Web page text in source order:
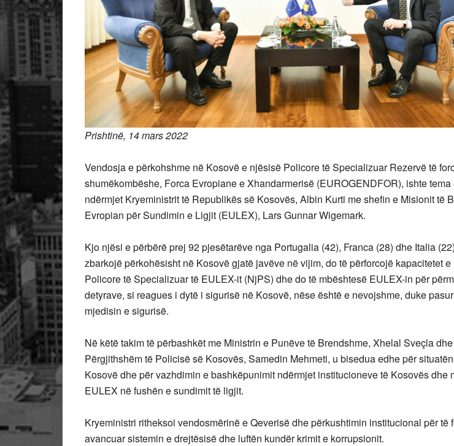
Prishtinë, 14 mars 2022
Vendosja e përkohshme në Kosovë e njësisë Policore të Specializuar Rezervë të
shumëkombëshe, Forca Evropiane e Xhandarmerisë (EUROGENDFOR), ishte tema
ndërmjet Kryeministrit të Republikës së Kosovës, Albin Kurti me shefin e Misionit të
Evropian për Sundimin e Ligjit (EULEX), Lars Gunnar Wigemark.
Kjo njësi e përbërë prej 92 pjesëtarëve nga Portugalia (42), Franca (28) dhe Italia
zbarkojë përkohësisht në Kosovë gjatë javëve në vijim, do të përforcojë kapacitetet
Policore të Specializuar të EULEX-it (NjPS) dhe do të mbështesë EULEX-in për
detyrave, si reagues i dytë i sigurisë në Kosovë, nëse është e nevojshme, duke
mjedisin e sigurisë.
Në këtë takim të përbashkët me Ministrin e Punëve të Brendshme, Xhelal Sveçla
Përgjithshëm të Policisë së Kosovës, Samedin Mehmeti, u bisedua edhe për
Kosovë dhe për vazhdimin e bashkëpunimit ndërmjet institucioneve të Kosovës dhe
EULEX në fushën e sundimit të ligjit.
Kryeministri ritheksoi vendosmërinë e Qeverisë dhe përkushtimin institucional për të
avancuar sistemin e drejtësisë dhe luftën kundër krimit e korrupsionit.